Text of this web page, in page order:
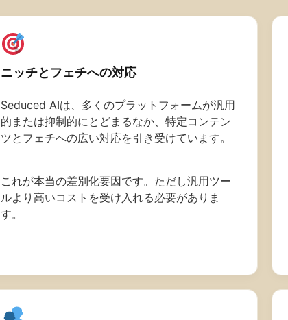
ニッチとフェチへの対応
Seduced AIは、多くのプラットフォームが汎用
的または抑制的にとどまるなか、特定コンテン
ツとフェチへの広い対応を引き受けています。
これが本当の差別化要因です。ただし汎用ツー
ルより高いコストを受け入れる必要がありま
す。